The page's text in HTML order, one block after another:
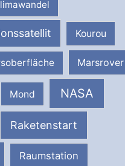
Kourou
Marsrover
Mond NASA
Raketenstart
Raumstation